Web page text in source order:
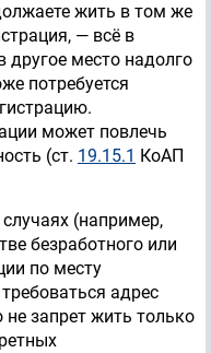
жить в том же
— всё в
другое место надолго
потребуется
может повлечь
(ст. 19.15.1 КоАП
(например,
безработного или
по месту
адрес
не запрет жить только